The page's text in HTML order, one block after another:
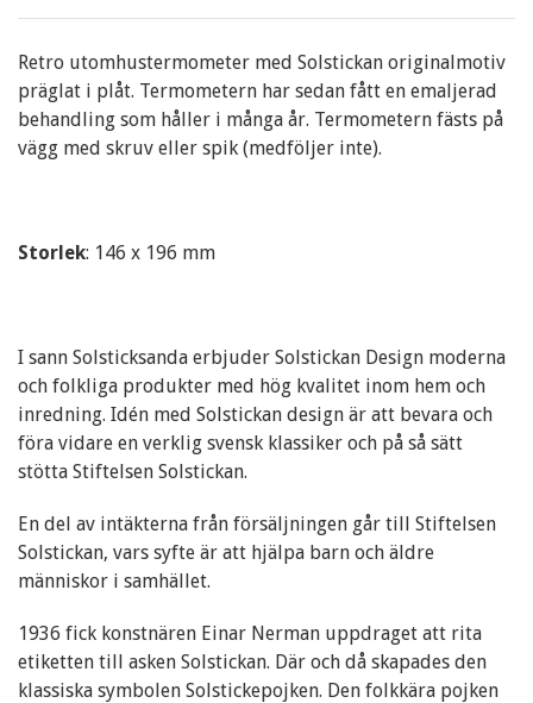
Retro utomhustermometer med Solstickan originalmotiv
präglat i plåt. Termometern har sedan fått en emaljerad
behandling som håller i många år. Termometern fästs på
vägg med skruv eller spik (medföljer inte).
Storlek: 146 x 196 mm
I sann Solsticksanda erbjuder Solstickan Design moderna
och folkliga produkter med hög kvalitet inom hem och
inredning. Idén med Solstickan design är att bevara och
föra vidare en verklig svensk klassiker och på så sätt
stötta Stiftelsen Solstickan.
En del av intäkterna från försäljningen går till Stiftelsen
Solstickan, vars syfte är att hjälpa barn och äldre
människor i samhället.
1936 fick konstnären Einar Nerman uppdraget att rita
etiketten till asken Solstickan. Där och då skapades den
klassiska symbolen Solstickepojken. Den folkkära pojken